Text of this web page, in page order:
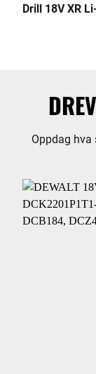
Drill 18V XR
Oppdag hva